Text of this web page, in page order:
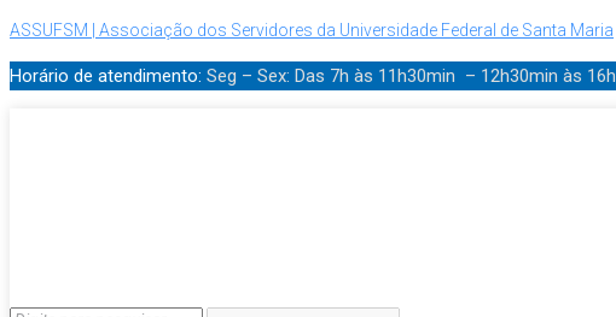
ASSUFSM | Associação dos Servidores da Universidade Federal de Santa Maria
Horário de atendimento: Seg – Sex: Das 7h às 11h30min – 12h30min às 16h